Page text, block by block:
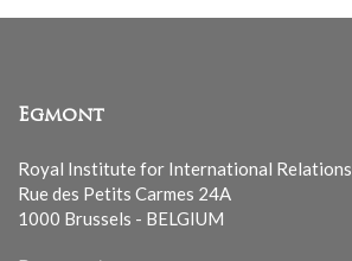
Egmont
Royal Institute for International Relations
Rue des Petits Carmes 24A
1000 Brussels - BELGIUM